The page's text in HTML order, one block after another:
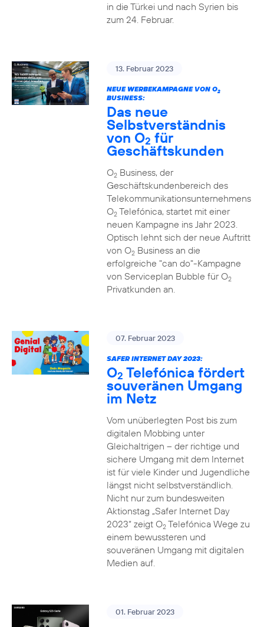
in die Türkei und nach Syrien bis
zum 24. Februar.
13. Februar 2023
NEUE WERBEKAMPAGNE VON O2
BUSINESS:
Das neue
Selbstverständnis
von O2 für
Geschäftskunden
O2Business, der
Geschäftskundenbereich des
Telekommunikationsunternehmens
O2Telefónica, startet mit einer
neuen Kampagne ins Jahr 2023.
Optisch lehnt sich der neue Auftritt
von O2Business an die
erfolgreiche "can do"-Kampagne
von Serviceplan Bubble für O2
Privatkunden an.
07. Februar 2023
SAFER INTERNET DAY 2023:
O2 Telefónica fördert
souveränen Umgang
im Netz
Vom unüberlegten Post bis zum
digitalen Mobbing unter
Gleichaltrigen – der richtige und
sichere Umgang mit dem Internet
ist für viele Kinder und Jugendliche
längst nicht selbstverständlich.
Nicht nur zum bundesweiten
Aktionstag „Safer Internet Day
2023“ zeigt O2Telefónica Wege zu
einem bewussteren und
souveränen Umgang mit digitalen
Medien auf.
01. Februar 2023